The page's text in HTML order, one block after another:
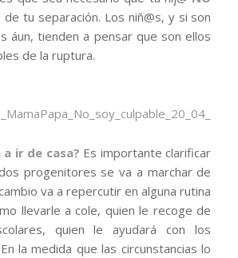
de tu separación. Los niñ@s, y si son
áun, tienden a pensar que son ellos
de la ruptura.
a ir de casa? Es importante clarificar
progenitores se va a marchar de
va a repercutir en alguna rutina
llevarle a cole, quien le recoge de
quien le ayudará con los
la medida que las circunstancias lo